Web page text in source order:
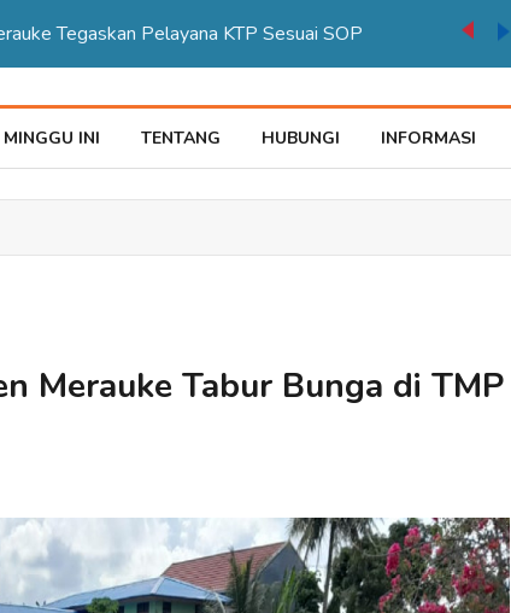
Tegaskan Pelayana KTP Sesuai SOP
MINGGU INI TENTANG HUBUNGI INFORMASI
Merauke Tabur Bunga di TMP